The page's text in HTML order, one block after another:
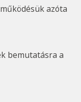
azóta
bemutatásra a